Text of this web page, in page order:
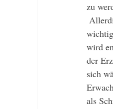
zu
wird
der
sich
als